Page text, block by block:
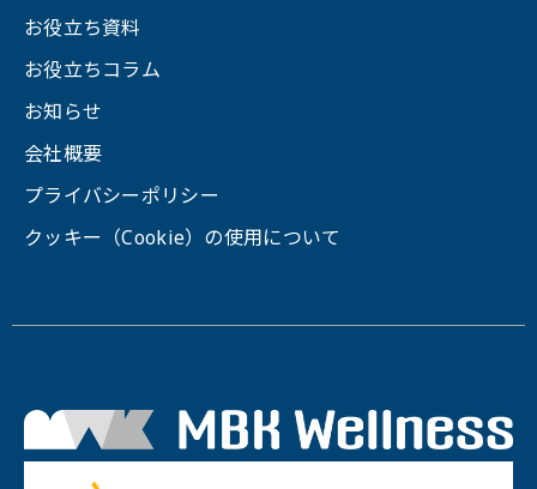
お役立ち資料
お役立ちコラム
お知らせ
会社概要
プライバシーポリシー
クッキー（Cookie）の使用について